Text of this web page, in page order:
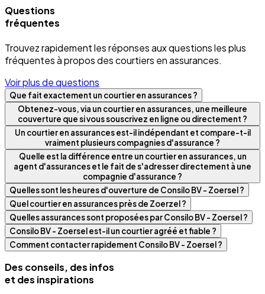
Questions
fréquentes
Trouvez rapidement les réponses aux questions les plus
fréquentes à propos des courtiers en assurances.
Voir plus de questions
Que fait exactement un courtier en assurances ?
Obtenez-vous, via un courtier en assurances, une meilleure
couverture que si vous souscrivez en ligne ou directement ?
Un courtier en assurances est-il indépendant et compare-t-il
vraiment plusieurs compagnies d'assurance ?
Quelle est la différence entre un courtier en assurances, un
agent d'assurances et le fait de s'adresser directement à une
compagnie d'assurance ?
Quelles sont les heures d'ouverture de Consilo BV - Zoersel ?
Quel courtier en assurances près de Zoerzel ?
Quelles assurances sont proposées par Consilo BV - Zoersel ?
Consilo BV - Zoersel est-il un courtier agréé et fiable ?
Comment contacter rapidement Consilo BV - Zoersel ?
Des conseils, des infos
et des inspirations